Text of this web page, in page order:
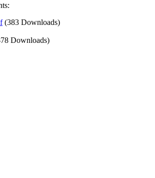
(383 Downloads)
Downloads)